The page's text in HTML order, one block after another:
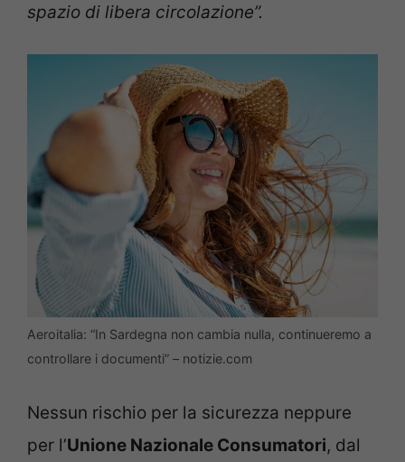
spazio di libera circolazione”.
Aeroitalia: “In Sardegna non cambia nulla, continueremo a
controllare i documenti” – notizie.com
Nessun rischio per la sicurezza neppure
per l’Unione Nazionale Consumatori, dal